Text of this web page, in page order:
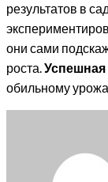
результатов в
они сами
роста.Успешная
обильному